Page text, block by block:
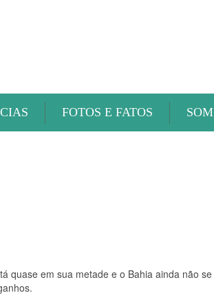
FOTOS E FATOS
quase em sua metade e o Bahia ainda não